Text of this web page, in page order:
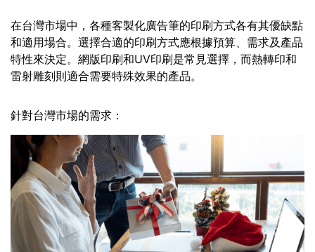
在台灣市場中，各種客製化廣告筆的印刷方式各有其優缺點
和適用場合。選擇合適的印刷方式應根據預算、需求及產品
特性來決定。網版印刷和UV印刷是常見選擇，而熱轉印和
雷射雕刻則適合需要特殊效果的產品。
針對台灣市場的需求：